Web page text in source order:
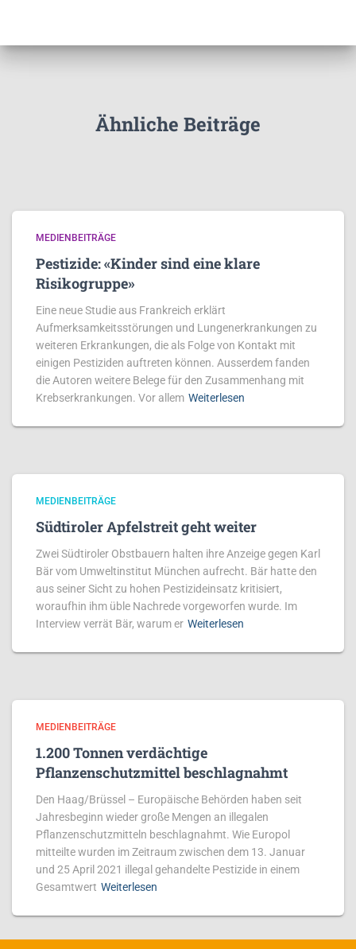
Ähnliche Beiträge
MEDIENBEITRÄGE
Pestizide: «Kinder sind eine klare
Risikogruppe»
Eine neue Studie aus Frankreich erklärt
Aufmerksamkeitsstörungen und Lungenerkrankungen zu
weiteren Erkrankungen, die als Folge von Kontakt mit
einigen Pestiziden auftreten können. Ausserdem fanden
die Autoren weitere Belege für den Zusammenhang mit
Krebserkrankungen. Vor allem Weiterlesen
MEDIENBEITRÄGE
Südtiroler Apfelstreit geht weiter
Zwei Südtiroler Obstbauern halten ihre Anzeige gegen Karl
Bär vom Umweltinstitut München aufrecht. Bär hatte den
aus seiner Sicht zu hohen Pestizideinsatz kritisiert,
woraufhin ihm üble Nachrede vorgeworfen wurde. Im
Interview verrät Bär, warum er Weiterlesen
MEDIENBEITRÄGE
1.200 Tonnen verdächtige
Pflanzenschutzmittel beschlagnahmt
Den Haag/Brüssel – Europäische Behörden haben seit
Jahresbeginn wieder große Mengen an illegalen
Pflanzenschutzmitteln beschlagnahmt. Wie Europol
mitteilte wurden im Zeitraum zwischen dem 13. Januar
und 25 April 2021 illegal gehandelte Pestizide in einem
Gesamtwert Weiterlesen